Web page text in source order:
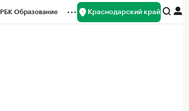
РБК Образование Краснодарский край